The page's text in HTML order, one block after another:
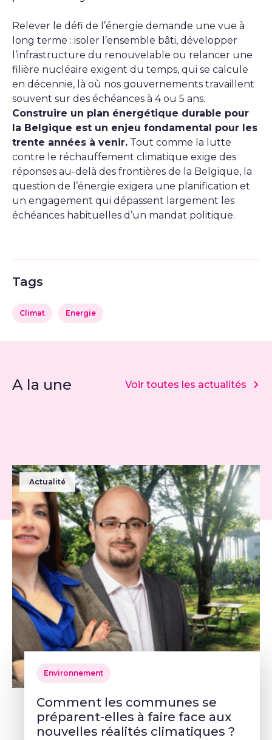
Relever le défi de l’énergie demande une vue à
long terme : isoler l’ensemble bâti, développer
l’infrastructure du renouvelable ou relancer une
filière nucléaire exigent du temps, qui se calcule
en décennie, là où nos gouvernements travaillent
souvent sur des échéances à 4 ou 5 ans.
Construire un plan énergétique durable pour
la Belgique est un enjeu fondamental pour les
trente années à venir. Tout comme la lutte
contre le réchauffement climatique exige des
réponses au-delà des frontières de la Belgique, la
question de l’énergie exigera une planification et
un engagement qui dépassent largement les
échéances habituelles d’un mandat politique.
Tags
Climat Energie
A la une Voir toutes les actualités
Actualité
Environnement
Comment les communes se
préparent-elles à faire face aux
nouvelles réalités climatiques ?